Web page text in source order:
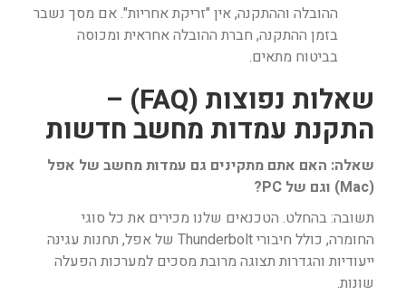
ההובלה וההתקנה, אין "זריקת אחריות". אם מסך נשבר
בזמן ההתקנה, חברת ההובלה אחראית ומכוסה
בביטוח מתאים.
שאלות נפוצות (FAQ) –
התקנת עמדות מחשב חדשות
שאלה: האם אתם מתקינים גם עמדות מחשב של אפל
(Mac) וגם של PC?
תשובה: בהחלט. הטכנאים שלנו מכירים את כל סוגי
החומרה, כולל חיבורי Thunderbolt של אפל, תחנות עגינה
ייעודיות והגדרות תצוגה מרובת מסכים למערכות הפעלה
שונות.